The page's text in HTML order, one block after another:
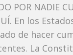
POR NADIE
En los
de hacer
La